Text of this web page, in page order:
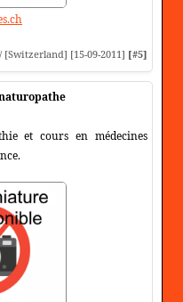
[Switzerland] [15-09-2011] [#5]
et cours en médecines